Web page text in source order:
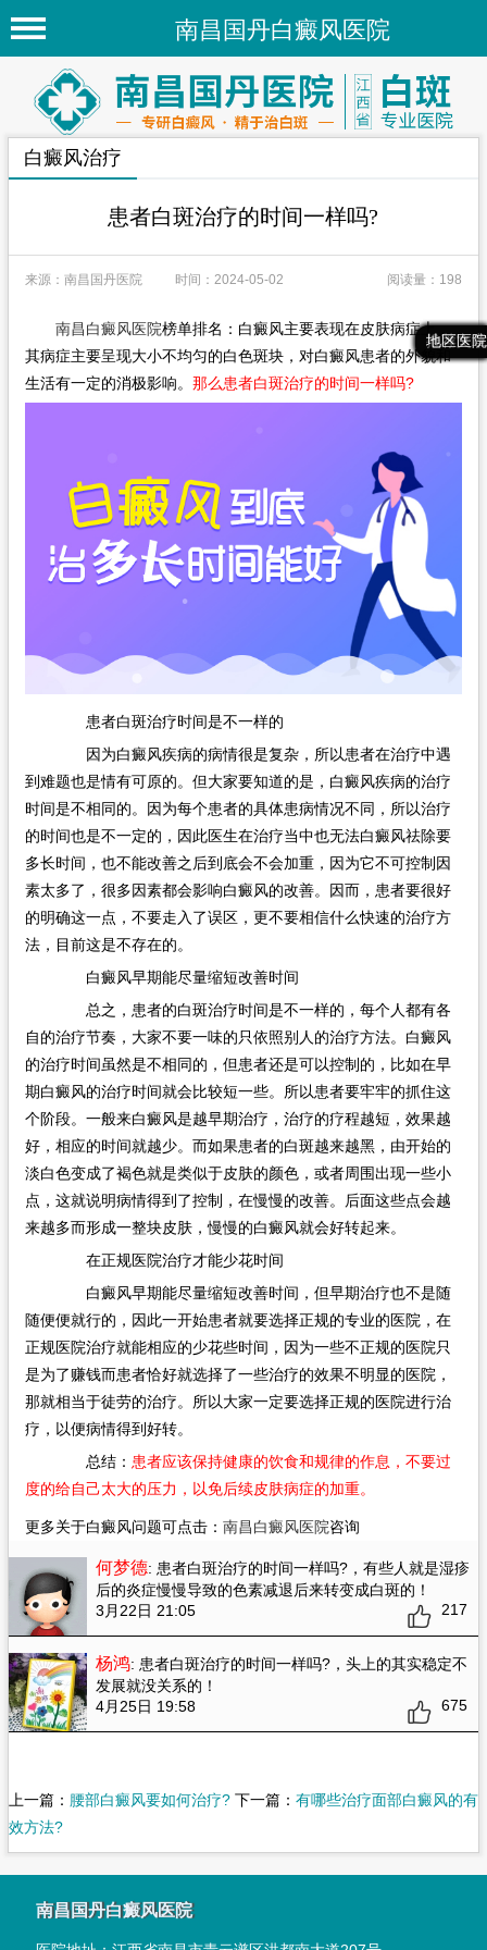
南昌国丹白癜风医院
首页
医院简介
医院新闻
专家团队
先进技术
白癜风常识
白癜风人群
在线问诊
最新文章
热门文章
推荐文章
地区医院
白癜风治疗
患者白斑治疗的时间一样吗?
来源：南昌国丹医院 时间：2024-05-02 阅读量：198
南昌白癜风医院榜单排名：白癜风主要表现在皮肤病症上，
其病症主要呈现大小不均匀的白色斑块，对白癜风患者的外貌和
生活有一定的消极影响。 那么患者白斑治疗的时间一样吗?
患者白斑治疗时间是不一样的
因为白癜风疾病的病情很是复杂，所以患者在治疗中遇
到难题也是情有可原的。但大家要知道的是，白癜风疾病的治疗
时间是不相同的。因为每个患者的具体患病情况不同，所以治疗
的时间也是不一定的，因此医生在治疗当中也无法白癜风祛除要
多长时间，也不能改善之后到底会不会加重，因为它不可控制因
素太多了，很多因素都会影响白癜风的改善。因而，患者要很好
的明确这一点，不要走入了误区，更不要相信什么快速的治疗方
法，目前这是不存在的。
白癜风早期能尽量缩短改善时间
总之，患者的白斑治疗时间是不一样的，每个人都有各
自的治疗节奏，大家不要一味的只依照别人的治疗方法。白癜风
的治疗时间虽然是不相同的，但患者还是可以控制的，比如在早
期白癜风的治疗时间就会比较短一些。所以患者要牢牢的抓住这
个阶段。一般来白癜风是越早期治疗，治疗的疗程越短，效果越
好，相应的时间就越少。而如果患者的白斑越来越黑，由开始的
淡白色变成了褐色就是类似于皮肤的颜色，或者周围出现一些小
点，这就说明病情得到了控制，在慢慢的改善。后面这些点会越
来越多而形成一整块皮肤，慢慢的白癜风就会好转起来。
在正规医院治疗才能少花时间
白癜风早期能尽量缩短改善时间，但早期治疗也不是随
随便便就行的，因此一开始患者就要选择正规的专业的医院，在
正规医院治疗就能相应的少花些时间，因为一些不正规的医院只
是为了赚钱而患者恰好就选择了一些治疗的效果不明显的医院，
那就相当于徒劳的治疗。所以大家一定要选择正规的医院进行治
疗，以便病情得到好转。
总结： 患者应该保持健康的饮食和规律的作息，不要过
度的给自己太大的压力，以免后续皮肤病症的加重。
更多关于白癜风问题可点击： 南昌白癜风医院咨询
何梦德: 患者白斑治疗的时间一样吗?，有些人就是湿疹
后的炎症慢慢导致的色素减退后来转变成白斑的！
3月22日 21:05
217
杨鸿: 患者白斑治疗的时间一样吗?，头上的其实稳定不
发展就没关系的！
4月25日 19:58
675
上一篇： 腰部白癜风要如何治疗?下一篇： 有哪些治疗面部白癜风的有
效方法?
南昌国丹白癜风医院